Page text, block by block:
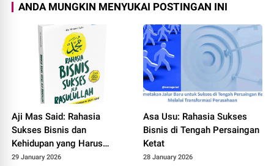
ANDA MUNGKIN MENYUKAI POSTINGAN INI
Aji Mas Said: Rahasia
Sukses Bisnis dan
Kehidupan yang Harus
Diketahui
29 January 2026
Asa Usu: Rahasia Sukses
Bisnis di Tengah Persaingan
Ketat
28 January 2026